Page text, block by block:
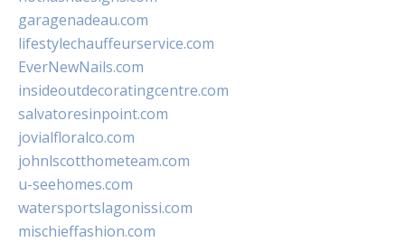
garagenadeau.com
lifestylechauffeurservice.com
EverNewNails.com
insideoutdecoratingcentre.com
salvatoresinpoint.com
jovialfloralco.com
johnlscotthometeam.com
u-seehomes.com
watersportslagonissi.com
mischieffashion.com